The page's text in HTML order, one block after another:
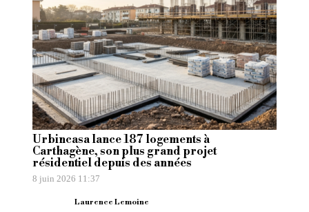
Urbincasa lance 187 logements à
Carthagène, son plus grand projet
résidentiel depuis des années
8 juin 2026 11:37
Laurence Lemoine